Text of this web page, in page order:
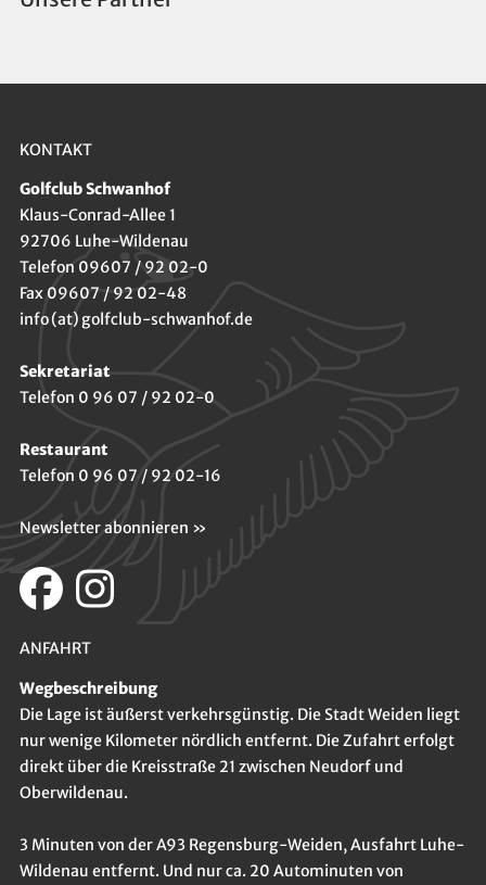
KONTAKT
Golfclub Schwanhof
Klaus-Conrad-Allee 1
92706 Luhe-Wildenau
Telefon 09607 / 92 02-0
Fax 09607 / 92 02-48
info (at) golfclub-schwanhof.de
Sekretariat
Telefon 0 96 07 / 92 02-0
Restaurant
Telefon 0 96 07 / 92 02-16
Newsletter abonnieren »
ANFAHRT
Wegbeschreibung
Die Lage ist äußerst verkehrsgünstig. Die Stadt Weiden liegt
nur wenige Kilometer nördlich entfernt. Die Zufahrt erfolgt
direkt über die Kreisstraße 21 zwischen Neudorf und
Oberwildenau.
3 Minuten von der A93 Regensburg-Weiden, Ausfahrt Luhe-
Wildenau entfernt. Und nur ca. 20 Autominuten von